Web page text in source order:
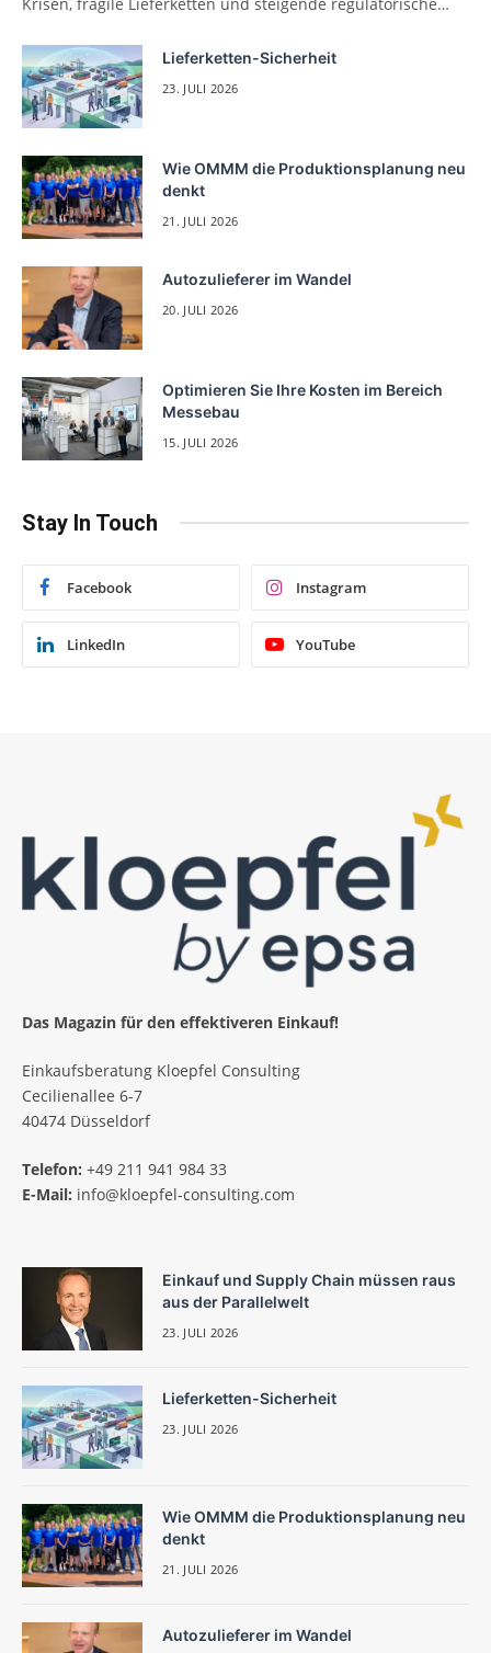
Lieferketten-Sicherheit
23. JULI 2026
Wie OMMM die Produktionsplanung neu
denkt
21. JULI 2026
Autozulieferer im Wandel
20. JULI 2026
Optimieren Sie Ihre Kosten im Bereich
Messebau
15. JULI 2026
Stay In Touch
Facebook Instagram
LinkedIn YouTube
Das Magazin für den effektiveren Einkauf!
Einkaufsberatung Kloepfel Consulting
Cecilienallee 6-7
40474 Düsseldorf
Telefon: +49 211 941 984 33
E-Mail: info@kloepfel-consulting.com
Einkauf und Supply Chain müssen raus
aus der Parallelwelt
23. JULI 2026
Lieferketten-Sicherheit
23. JULI 2026
Wie OMMM die Produktionsplanung neu
denkt
21. JULI 2026
Autozulieferer im Wandel